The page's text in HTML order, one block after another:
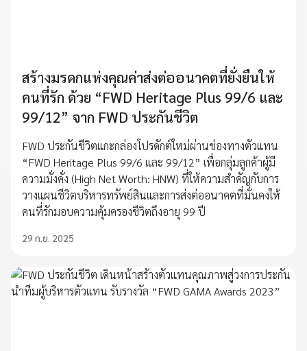
สร้างมรดกแห่งคุณค่าส่งต่ออนาคตที่ยั่งยืนให้
คนที่รัก ด้วย “FWD Heritage Plus 99/6 และ
99/12” จาก FWD ประกันชีวิต
FWD ประกันชีวิตแกะกล่องโปรดักต์ใหม่ผ่านช่องทางตัวแทน
“FWD Heritage Plus 99/6 และ 99/12” เพื่อกลุ่มลูกค้าผู้มี
ความมั่งคั่ง (High Net Worth: HNW) ที่ให้ความสำคัญกับการ
วางแผนชีวิตบริหารทรัพย์สินและการส่งต่ออนาคตที่มั่นคงให้
คนที่รักมอบความคุ้มครองชีวิตถึงอายุ 99 ปี
29 ก.ย. 2025